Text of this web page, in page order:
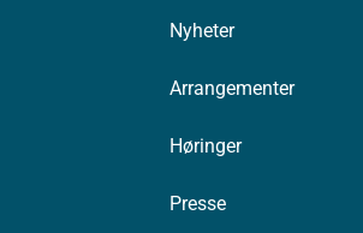
Nyheter
Arrangementer
Høringer
Presse